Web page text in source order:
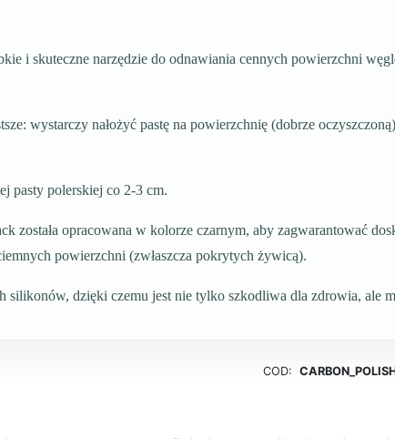
i skuteczne narzędzie do odnawiania cennych powierzchni
wystarczy nałożyć pastę na powierzchnię (dobrze
pasty polerskiej co 2-3 cm.
została opracowana w kolorze czarnym, aby zagwarantować
powierzchni (zwłaszcza pokrytych żywicą).
silikonów, dzięki czemu jest nie tylko szkodliwa dla zdrowia, ale
COD: